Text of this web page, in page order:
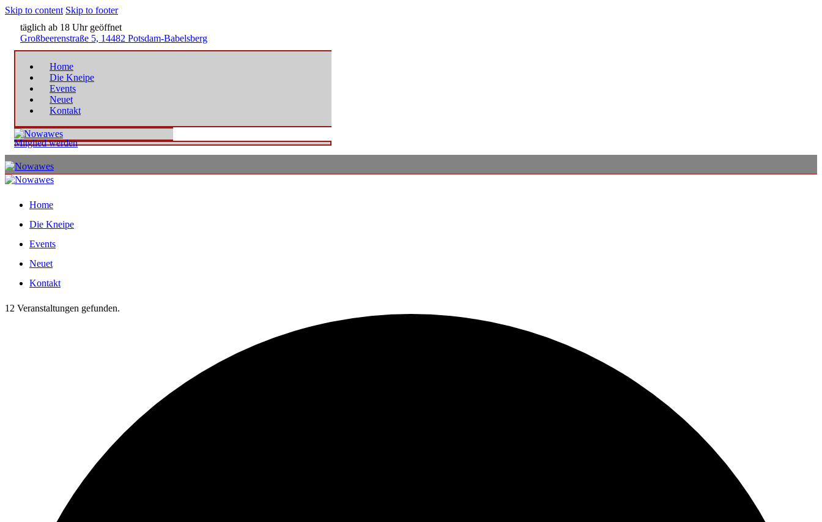
Skip to content Skip to footer
täglich ab 18 Uhr geöffnet
Großbeerenstraße 5, 14482 Potsdam-Babelsberg
Home
Die Kneipe
Events
Neuet
Kontakt
Mitglied werden
Home
Die Kneipe
Events
Neuet
Kontakt
12 Veranstaltungen gefunden.